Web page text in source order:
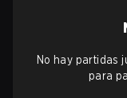
No hay partidas
para